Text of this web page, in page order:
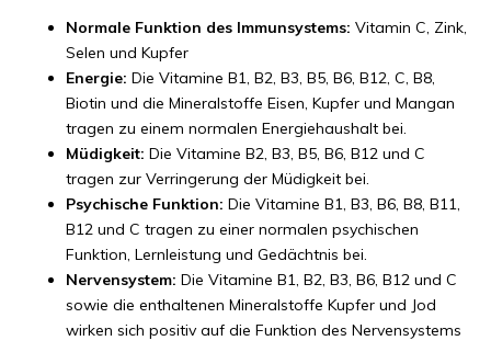
Normale Funktion des Immunsystems: Vitamin C, Zink,
Selen und Kupfer
Energie: Die Vitamine B1, B2, B3, B5, B6, B12, C, B8,
Biotin und die Mineralstoffe Eisen, Kupfer und Mangan
tragen zu einem normalen Energiehaushalt bei.
Müdigkeit: Die Vitamine B2, B3, B5, B6, B12 und C
tragen zur Verringerung der Müdigkeit bei.
Psychische Funktion: Die Vitamine B1, B3, B6, B8, B11,
B12 und C tragen zu einer normalen psychischen
Funktion, Lernleistung und Gedächtnis bei.
Nervensystem: Die Vitamine B1, B2, B3, B6, B12 und C
sowie die enthaltenen Mineralstoffe Kupfer und Jod
wirken sich positiv auf die Funktion des Nervensystems